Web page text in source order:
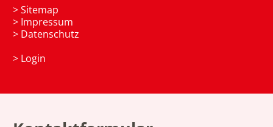
>Sitemap
> Impressum
> Datenschutz
> Login